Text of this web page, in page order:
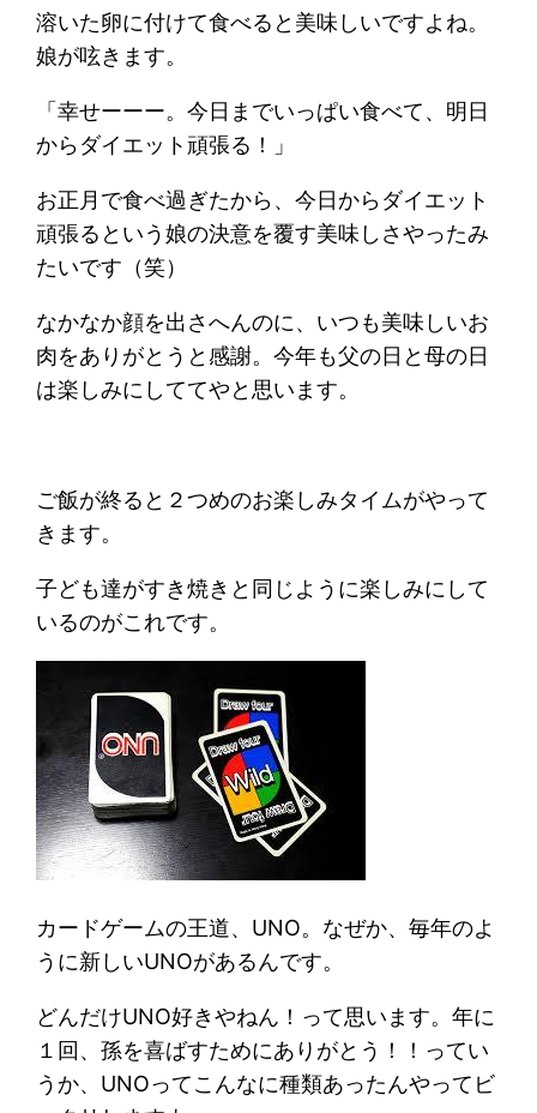
溶いた卵に付けて食べると美味しいですよね。
娘が呟きます。
「幸せーーー。今日までいっぱい食べて、明日
からダイエット頑張る！」
お正月で食べ過ぎたから、今日からダイエット
頑張るという娘の決意を覆す美味しさやったみ
たいです（笑）
なかなか顔を出さへんのに、いつも美味しいお
肉をありがとうと感謝。今年も父の日と母の日
は楽しみにしててやと思います。
ご飯が終ると２つめのお楽しみタイムがやって
きます。
子ども達がすき焼きと同じように楽しみにして
いるのがこれです。
カードゲームの王道、UNO。なぜか、毎年のよ
うに新しいUNOがあるんです。
どんだけUNO好きやねん！って思います。年に
１回、孫を喜ばすためにありがとう！！ってい
うか、UNOってこんなに種類あったんやってビ